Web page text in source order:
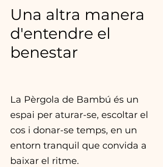
Una altra manera
d'entendre el
benestar
La Pèrgola de Bambú és un
espai per aturar-se, escoltar el
cos i donar-se temps, en un
entorn tranquil que convida a
baixar el ritme.